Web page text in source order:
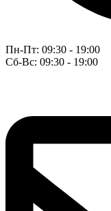
Пн-Пт: 09:30 - 19:00
Сб-Вс: 09:30 - 19:00